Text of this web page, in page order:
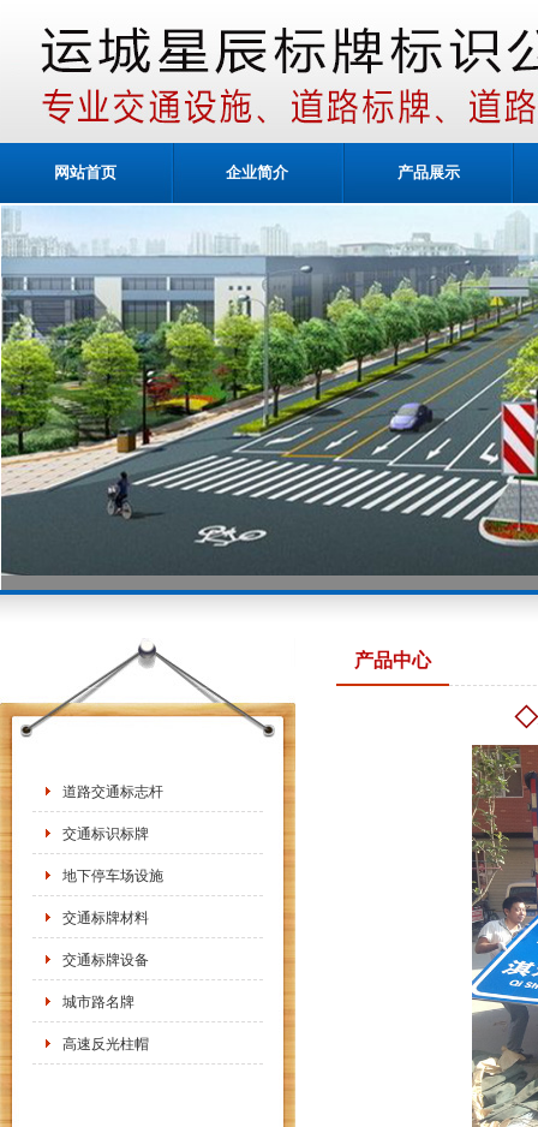
网站首页 企业简介 产品展示
道路交通标志杆
交通标识标牌
地下停车场设施
交通标牌材料
交通标牌设备
城市路名牌
高速反光柱帽
产品中心
◇